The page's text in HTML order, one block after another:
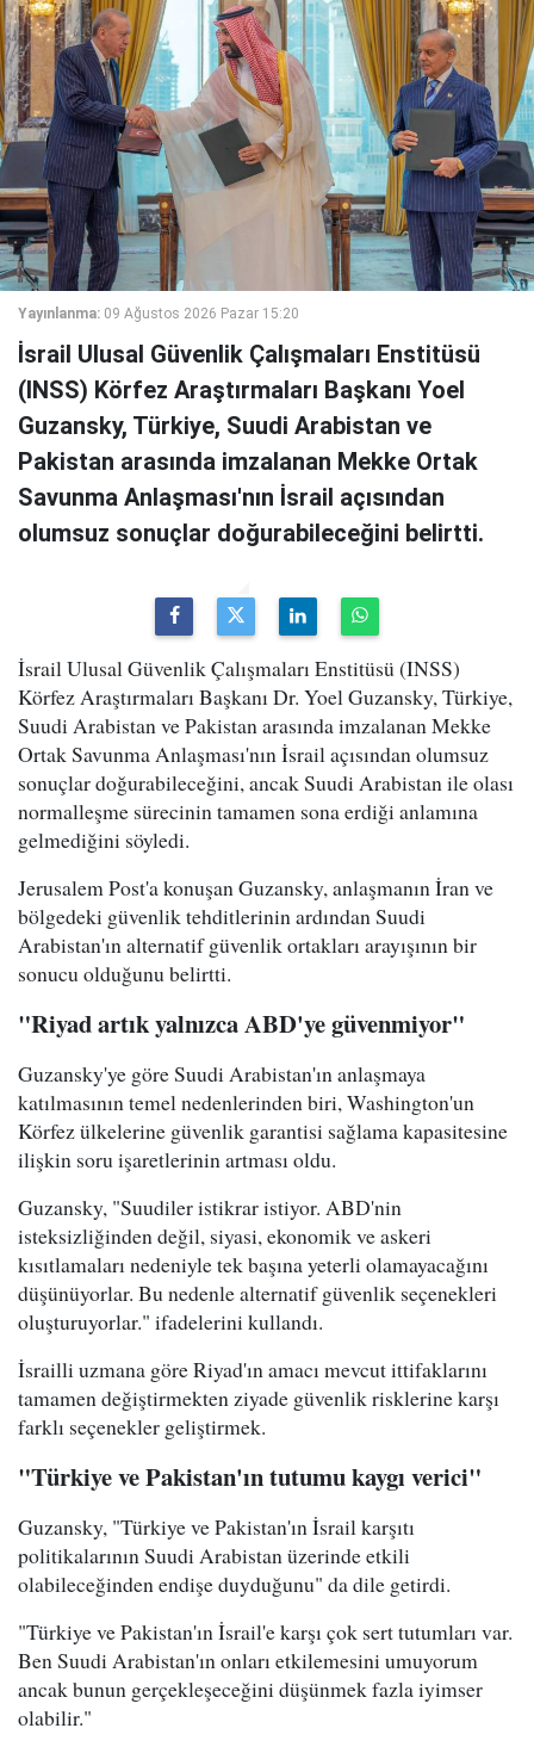
Yayınlanma: 09 Ağustos 2026 Pazar 15:20
İsrail Ulusal Güvenlik Çalışmaları Enstitüsü
(INSS) Körfez Araştırmaları Başkanı Yoel
Guzansky, Türkiye, Suudi Arabistan ve
Pakistan arasında imzalanan Mekke Ortak
Savunma Anlaşması'nın İsrail açısından
olumsuz sonuçlar doğurabileceğini belirtti.
İsrail Ulusal Güvenlik Çalışmaları Enstitüsü (INSS)
Körfez Araştırmaları Başkanı Dr. Yoel Guzansky, Türkiye,
Suudi Arabistan ve Pakistan arasında imzalanan Mekke
Ortak Savunma Anlaşması'nın İsrail açısından olumsuz
sonuçlar doğurabileceğini, ancak Suudi Arabistan ile olası
normalleşme sürecinin tamamen sona erdiği anlamına
gelmediğini söyledi.
Jerusalem Post'a konuşan Guzansky, anlaşmanın İran ve
bölgedeki güvenlik tehditlerinin ardından Suudi
Arabistan'ın alternatif güvenlik ortakları arayışının bir
sonucu olduğunu belirtti.
"Riyad artık yalnızca ABD'ye güvenmiyor"
Guzansky'ye göre Suudi Arabistan'ın anlaşmaya
katılmasının temel nedenlerinden biri, Washington'un
Körfez ülkelerine güvenlik garantisi sağlama kapasitesine
ilişkin soru işaretlerinin artması oldu.
Guzansky, "Suudiler istikrar istiyor. ABD'nin
isteksizliğinden değil, siyasi, ekonomik ve askeri
kısıtlamaları nedeniyle tek başına yeterli olamayacağını
düşünüyorlar. Bu nedenle alternatif güvenlik seçenekleri
oluşturuyorlar." ifadelerini kullandı.
İsrailli uzmana göre Riyad'ın amacı mevcut ittifaklarını
tamamen değiştirmekten ziyade güvenlik risklerine karşı
farklı seçenekler geliştirmek.
"Türkiye ve Pakistan'ın tutumu kaygı verici"
Guzansky, "Türkiye ve Pakistan'ın İsrail karşıtı
politikalarının Suudi Arabistan üzerinde etkili
olabileceğinden endişe duyduğunu" da dile getirdi.
"Türkiye ve Pakistan'ın İsrail'e karşı çok sert tutumları var.
Ben Suudi Arabistan'ın onları etkilemesini umuyorum
ancak bunun gerçekleşeceğini düşünmek fazla iyimser
olabilir."